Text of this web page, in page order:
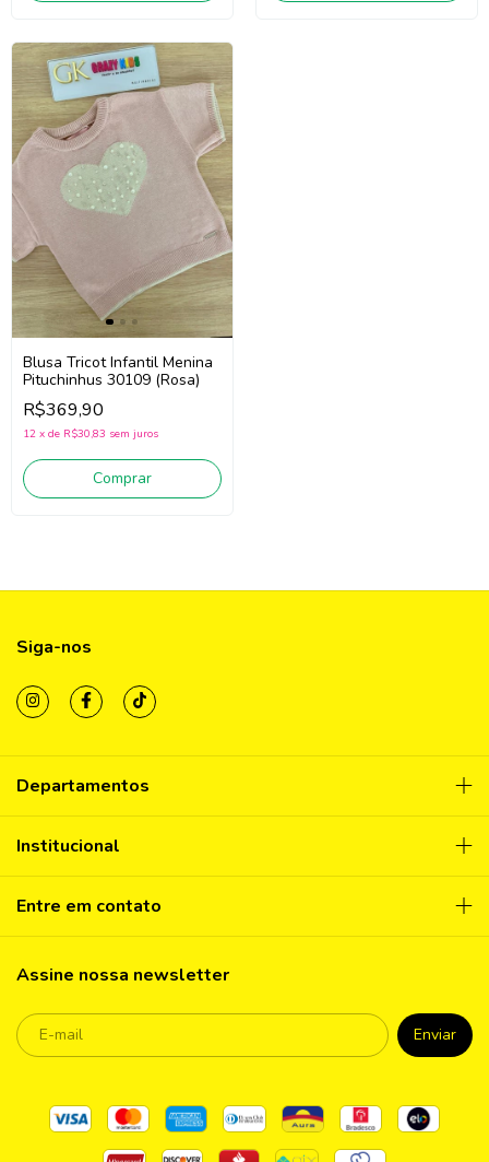
Blusa Tricot Infantil Menina
Pituchinhus 30109 (Rosa)
R$369,90
12 x de R$30,83 sem juros
Comprar
Siga-nos
Departamentos
Institucional
Entre em contato
Assine nossa newsletter